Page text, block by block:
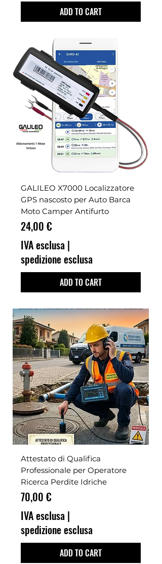
ADD TO CART
GALILEO X7000 Localizzatore
GPS nascosto per Auto Barca
Moto Camper Antifurto
Prezzo
24,00 €
IVA esclusa |
spedizione esclusa
ADD TO CART
Attestato di Qualifica
Professionale per Operatore
Ricerca Perdite Idriche
Prezzo
70,00 €
IVA esclusa |
spedizione esclusa
ADD TO CART